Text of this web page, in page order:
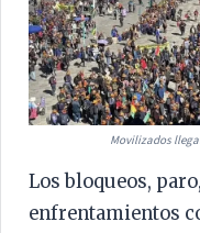
Movilizados
Los bloqueos,
enfrentamientos